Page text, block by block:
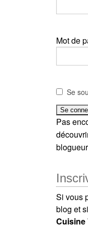
Mot de
Se
Pas
Si vous
blog et
Cuisine